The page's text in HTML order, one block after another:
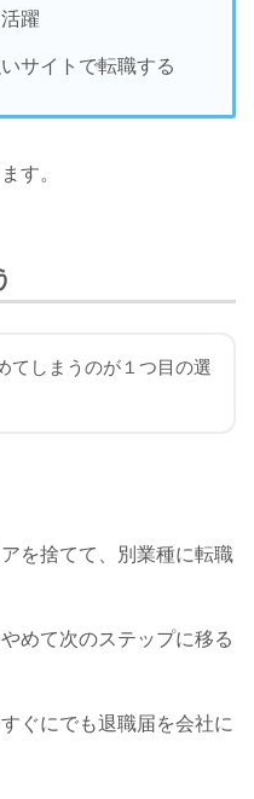
躍
サイトで転職する
す。
てしまうのが１つ目の選
を捨てて、別業種に転職
めて次のステップに移る
ぐにでも退職届を会社に